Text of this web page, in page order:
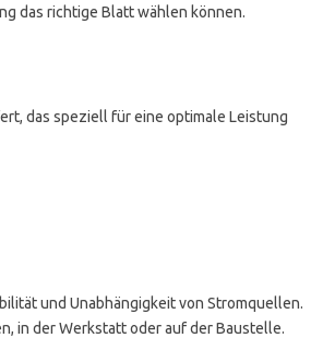
das richtige Blatt wählen können.
das speziell für eine optimale Leistung
und Unabhängigkeit von Stromquellen.
in der Werkstatt oder auf der Baustelle.